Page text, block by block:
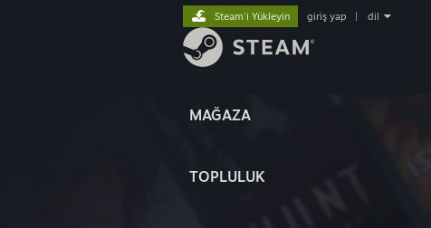
MAĞAZA
TOPLULUK
Steam'i Yükleyin giriş yap dil